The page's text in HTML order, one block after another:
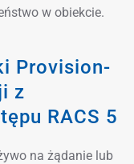
w obiekcie.
Provision-
z
RACS 5
na żądanie lub